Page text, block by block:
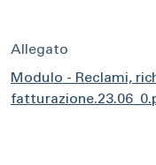
Allegato
Modulo - Reclami,